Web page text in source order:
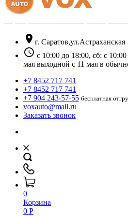
location_on г. Саратов,ул.Астраханская
schedule с 10:00 до 18:00, сб: с
мая выходной с 11 мая в
+7 8452 717 741
+7 8452 717 741
+7 904 243-57-55 бесплатная
voxauto@mail.ru
Заказать звонок
0
Корзина
0 Р